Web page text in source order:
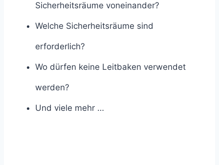
Sicherheitsräume voneinander?
Welche Sicherheitsräume sind
erforderlich?
Wo dürfen keine Leitbaken verwendet
werden?
Und viele mehr …